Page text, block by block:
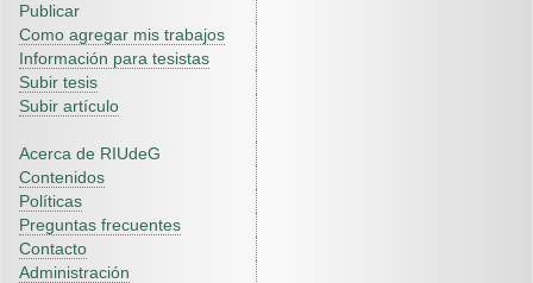
Publicar
Como agregar mis trabajos
Información para tesistas
Subir tesis
Subir artículo
Acerca de RIUdeG
Contenidos
Políticas
Preguntas frecuentes
Contacto
Administración